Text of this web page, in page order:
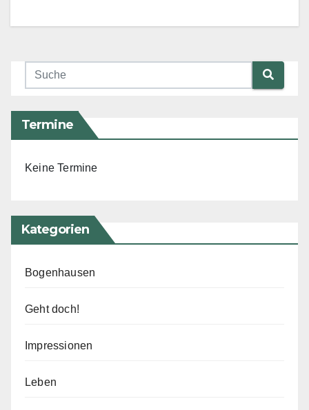
Termine
Keine Termine
Kategorien
Bogenhausen
Geht doch!
Impressionen
Leben